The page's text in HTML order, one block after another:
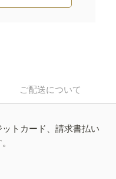
ご配送について
トカード、請求書払い